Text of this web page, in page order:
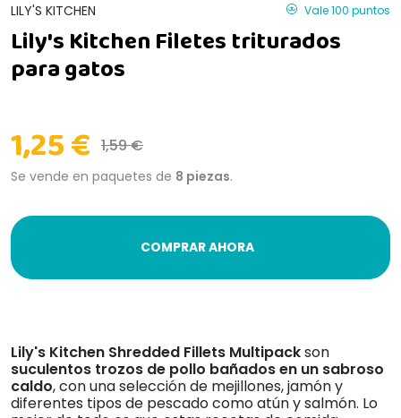
LILY'S KITCHEN Vale 100 puntos
Lily's Kitchen Filetes triturados
para gatos
1,25 € 1,59 €
Se vende en paquetes de 8 piezas.
COMPRAR AHORA
Lily's Kitchen Shredded Fillets Multipackson
suculentos trozos de pollo bañados en un sabroso
caldo, con una selección de mejillones, jamón y
diferentes tipos de pescado como atún y salmón. Lo